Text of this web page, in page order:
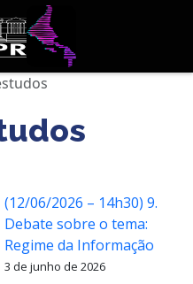
(12/06/2026 – 14h30) 9.
Debate sobre o tema:
Regime da Informação
3 de junho de 2026